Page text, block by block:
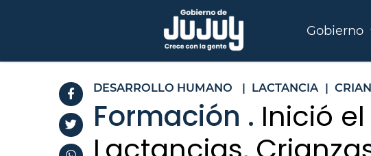
Gobierno
DESARROLLO HUMANO | LACTANCIA |
Formación . Inició